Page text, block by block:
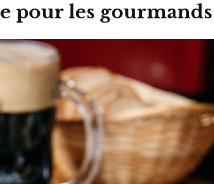
pour les gourmands